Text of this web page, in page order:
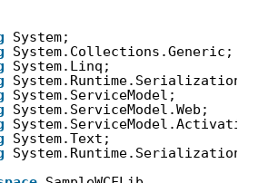
System;
System.Collections.Generic;
System.Linq;
System.Runtime.Serialization;
System.ServiceModel;
System.ServiceModel.Web;
System.ServiceModel.Activation;
System.Text;